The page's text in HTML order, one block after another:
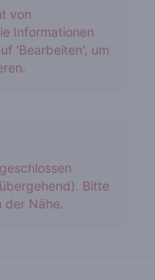
von
Informationen
'Bearbeiten', um
Bitte
der Nähe.